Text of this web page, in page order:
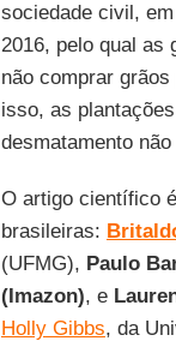
sociedade civil,
2016, pelo qual as
não comprar
isso, as
desmatamento
O artigo científico
brasileiras:
(UFMG), Paulo
(Imazon), e
Holly Gibbs, da